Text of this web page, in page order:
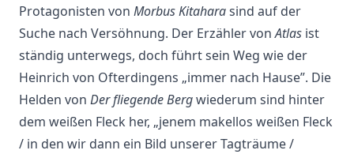
Protagonisten von Morbus Kitaharasind auf der
Suche nach Versöhnung. Der Erzähler vonAtlas ist
ständig unterwegs, doch führt sein Weg wie der
Heinrich von Ofterdingens „immer nach Hause”. Die
Helden von Der fliegende Bergwiederum sind hinter
dem weißen Fleck her, „jenem makellos weißen Fleck
/ in den wir dann ein Bild unserer Tagträume /